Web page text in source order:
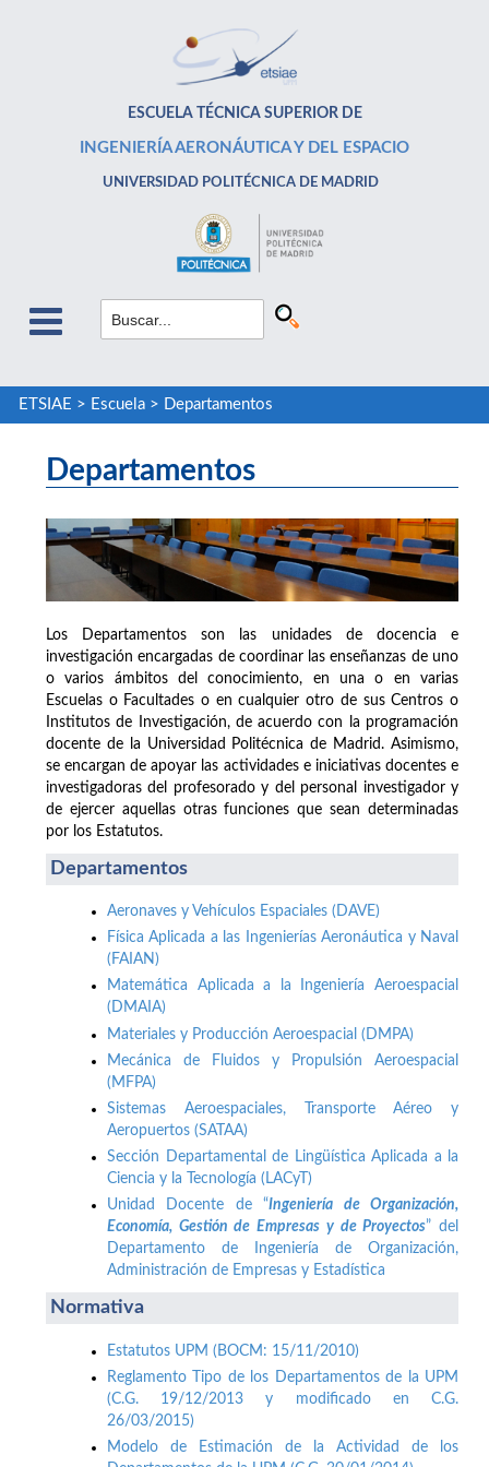
ESCUELA TÉCNICA SUPERIOR DE
INGENIERÍA AERONÁUTICA Y DEL ESPACIO
UNIVERSIDAD POLITÉCNICA DE MADRID
ETSIAE > Escuela> Departamentos
Departamentos
Los Departamentos son las unidades de docencia e
investigación encargadas de coordinar las enseñanzas de uno
o varios ámbitos del conocimiento, en una o en varias
Escuelas o Facultades o en cualquier otro de sus Centros o
Institutos de Investigación, de acuerdo con la programación
docente de la Universidad Politécnica de Madrid. Asimismo,
se encargan de apoyar las actividades e iniciativas docentes e
investigadoras del profesorado y del personal investigador y
de ejercer aquellas otras funciones que sean determinadas
por los Estatutos.
Departamentos
Aeronaves y Vehículos Espaciales (DAVE)
Física Aplicada a las Ingenierías Aeronáutica y Naval
(FAIAN)
Matemática Aplicada a la Ingeniería Aeroespacial
(DMAIA)
Materiales y Producción Aeroespacial (DMPA)
Mecánica de Fluidos y Propulsión Aeroespacial
(MFPA)
Sistemas Aeroespaciales, Transporte Aéreo y
Aeropuertos (SATAA)
Sección Departamental de Lingüística Aplicada a la
Ciencia y la Tecnología (LACyT)
Unidad Docente de “Ingeniería de Organización,
Economía, Gestión de Empresas y de Proyectos” del
Departamento de Ingeniería de Organización,
Administración de Empresas y Estadística
Normativa
Estatutos UPM (BOCM: 15/11/2010)
Reglamento Tipo de los Departamentos de la UPM
(C.G. 19/12/2013 y modificado en C.G.
26/03/2015)
Modelo de Estimación de la Actividad de los